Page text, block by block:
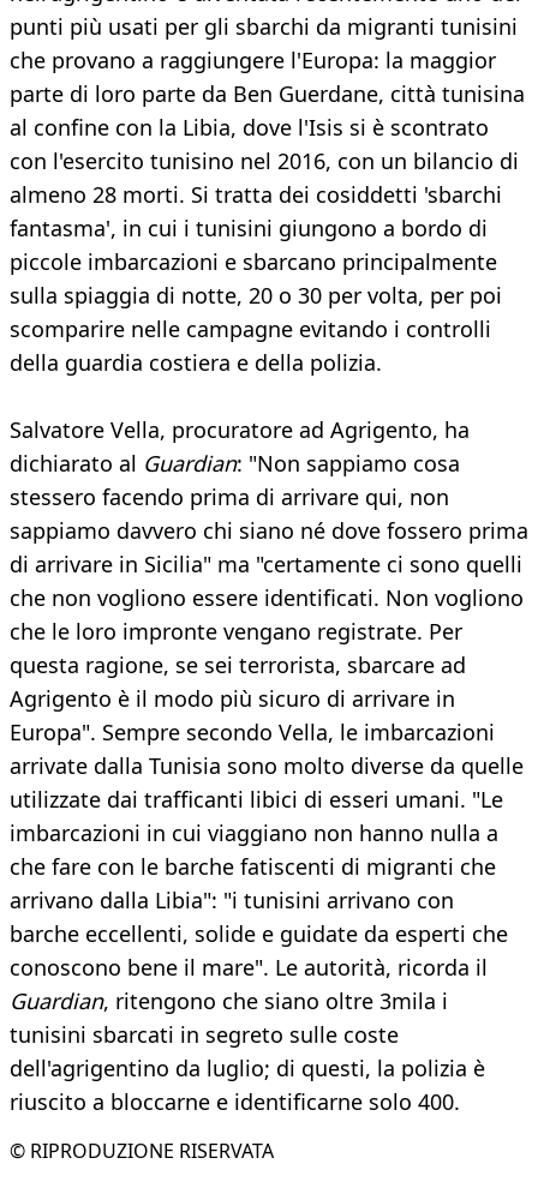
punti più usati per gli sbarchi da migranti tunisini
che provano a raggiungere l'Europa: la maggior
parte di loro parte da Ben Guerdane, città tunisina
al confine con la Libia, dove l'Isis si è scontrato
con l'esercito tunisino nel 2016, con un bilancio di
almeno 28 morti. Si tratta dei cosiddetti 'sbarchi
fantasma', in cui i tunisini giungono a bordo di
piccole imbarcazioni e sbarcano principalmente
sulla spiaggia di notte, 20 o 30 per volta, per poi
scomparire nelle campagne evitando i controlli
della guardia costiera e della polizia.
Salvatore Vella, procuratore ad Agrigento, ha
dichiarato al Guardian: "Non sappiamo cosa
stessero facendo prima di arrivare qui, non
sappiamo davvero chi siano né dove fossero prima
di arrivare in Sicilia" ma "certamente ci sono quelli
che non vogliono essere identificati. Non vogliono
che le loro impronte vengano registrate. Per
questa ragione, se sei terrorista, sbarcare ad
Agrigento è il modo più sicuro di arrivare in
Europa". Sempre secondo Vella, le imbarcazioni
arrivate dalla Tunisia sono molto diverse da quelle
utilizzate dai trafficanti libici di esseri umani. "Le
imbarcazioni in cui viaggiano non hanno nulla a
che fare con le barche fatiscenti di migranti che
arrivano dalla Libia": "i tunisini arrivano con
barche eccellenti, solide e guidate da esperti che
conoscono bene il mare". Le autorità, ricorda il
Guardian, ritengono che siano oltre 3mila i
tunisini sbarcati in segreto sulle coste
dell'agrigentino da luglio; di questi, la polizia è
riuscito a bloccarne e identificarne solo 400.
© RIPRODUZIONE RISERVATA